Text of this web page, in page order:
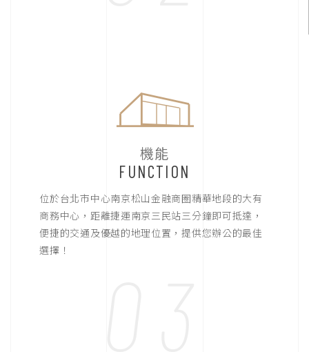
機能
FUNCTION
位於台北市中心南京松山金融商圈精華地段的大有
商務中心，距離捷運南京三民站三分鐘即可抵達，
便捷的交通及優越的地理位置，提供您辦公的最佳
選擇！